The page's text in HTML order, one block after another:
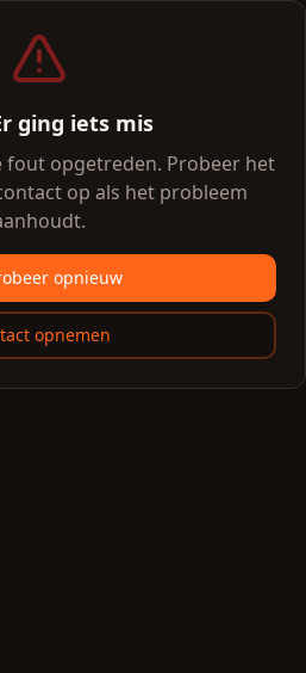
ging iets mis
fout opgetreden. Probeer het
op als het probleem
opnieuw
opnemen